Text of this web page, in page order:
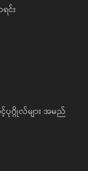
င်း
ပုဂ္ဂိုလ်များ အမည်